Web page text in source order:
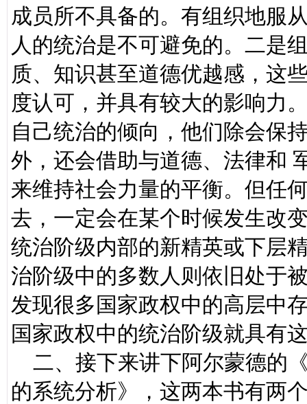
成员所不具备的。有组织地服
人的统治是不可避免的。二是
质、知识甚至道德优越感，这
度认可，并具有较大的影响力
自己统治的倾向，他们除会保
外，还会借助与道德、法律和
来维持社会力量的平衡。但任
去，一定会在某个时候发生改
统治阶级内部的新精英或下层
治阶级中的多数人则依旧处于
发现很多国家政权中的高层中
国家政权中的统治阶级就具有
二、接下来讲下阿尔蒙德的
的系统分析》，这两本书有两